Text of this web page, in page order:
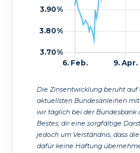
Die Zinsentwicklung beruht
aktuellsten Bundesanleihen
wir täglich bei der Bundesbank
Bestes, dir eine sorgfältige
jedoch um Verständnis, dass
dafür keine Haftung